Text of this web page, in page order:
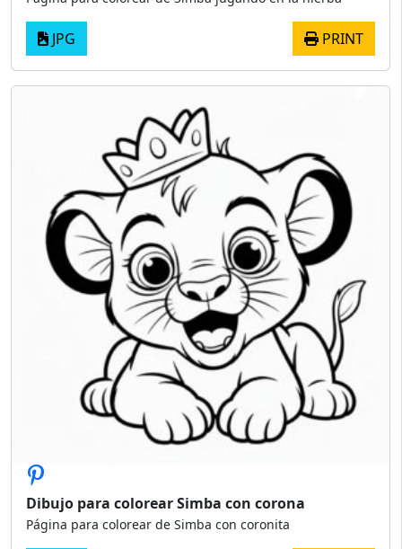
JPG PRINT
Dibujo para colorear Simba con corona
Página para colorear de Simba con coronita